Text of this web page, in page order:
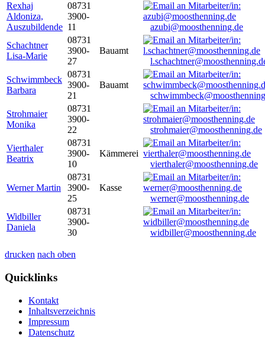
Rexhaj
Aldoniza,
Auszubildende
08731
3900-
11
azubi@moosthenning.de
Schachtner
Lisa-Marie
08731
3900-
27
Bauamt
Schwimmbeck
Barbara
08731
3900-
21
Bauamt
Strohmaier
Monika
08731
3900-
22
strohmaier@moosthenning.de
Vierthaler
Beatrix
08731
3900-
10
Kämmerei
vierthaler@moosthenning.de
Werner Martin
08731
3900-
25
Kasse
werner@moosthenning.de
Widbiller
Daniela
08731
3900-
30
widbiller@moosthenning.de
drucken nach oben
Quicklinks
Kontakt
Inhaltsverzeichnis
Impressum
Datenschutz